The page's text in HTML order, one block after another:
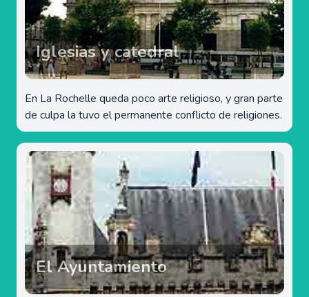
Iglesias y catedral
En La Rochelle queda poco arte religioso, y gran parte
de culpa la tuvo el permanente conflicto de religiones.
El Ayuntamiento